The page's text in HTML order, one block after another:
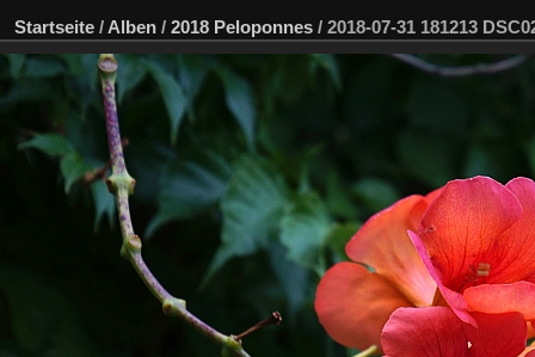
Startseite / Alben / 2018 Peloponnes / 2018-07-31 181213